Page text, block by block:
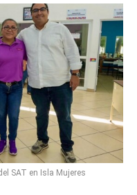
SAT en Isla Mujeres